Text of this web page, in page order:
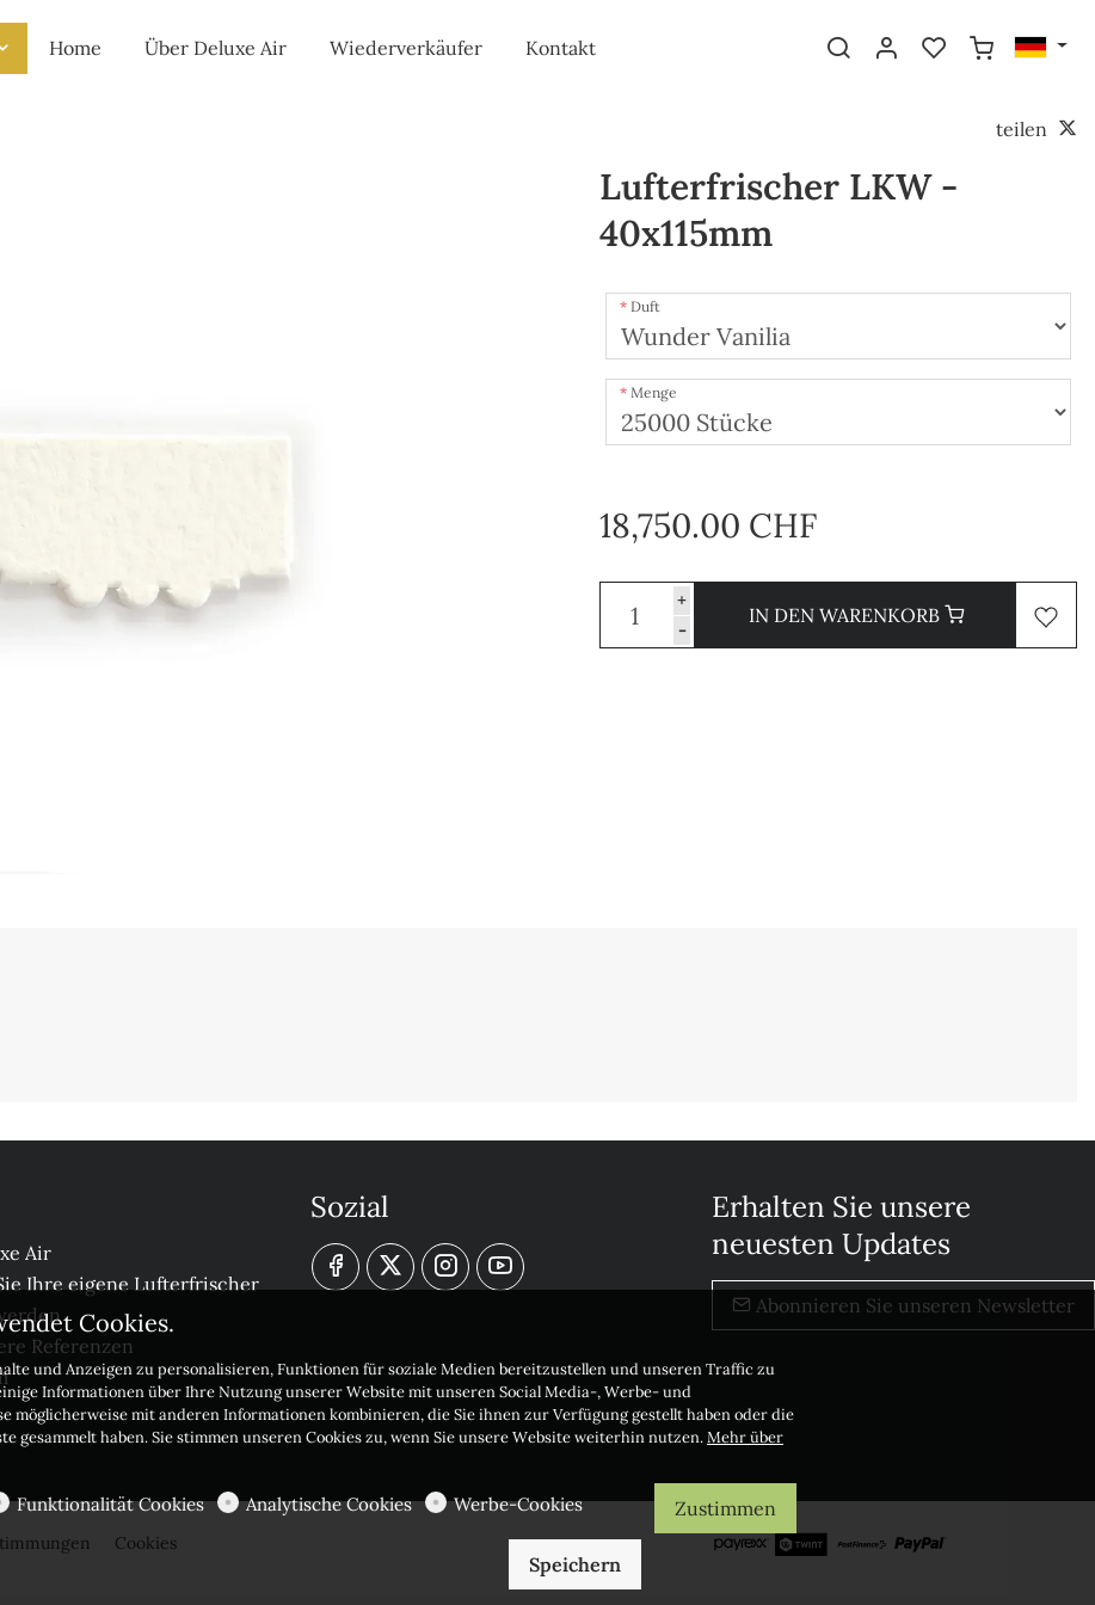
Home Über Deluxe Air Wiederverkäufer Kontakt
teilen
Lufterfrischer LKW -
40x115mm
Duft
Menge
18,750.00 CHF
+
-
IN DEN WARENKORB
Air
Ihre eigene Lufterfrischer
Referenzen
Sozial
Erhalten Sie unsere
neuesten Updates
Abonnieren Sie unseren Newsletter
Cookies
Cookies.
und Anzeigen zu personalisieren, Funktionen für soziale Medien bereitzustellen und unseren Traffic zu
Informationen über Ihre Nutzung unserer Website mit unseren Social Media-, Werbe- und
möglicherweise mit anderen Informationen kombinieren, die Sie ihnen zur Verfügung gestellt haben oder die
gesammelt haben. Sie stimmen unseren Cookies zu, wenn Sie unsere Website weiterhin nutzen.Mehr über
Funktionalität Cookies Analytische Cookies Werbe-Cookies Zustimmen
Speichern